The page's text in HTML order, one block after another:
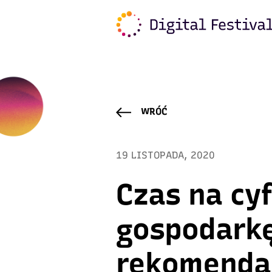
: Trying to access array offset on value of
content/plugins/freshmail-integration/vendor/
WRÓĆ
19 LISTOPADA, 2020
Czas na